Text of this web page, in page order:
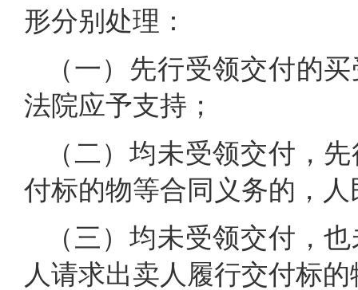
形分别处理：
（一）先行受领交付的
法院应予支持；
（二）均未受领交付，
付标的物等合同义务的，
（三）均未受领交付，
人请求出卖人履行交付标